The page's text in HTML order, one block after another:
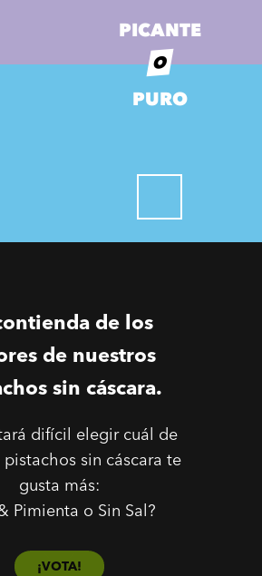
PICANTE
O
PURO
de los
de nuestros
sin cáscara.
difícil elegir cuál de
pistachos sin cáscara te
gusta más:
Pimienta o Sin Sal?
¡VOTA!